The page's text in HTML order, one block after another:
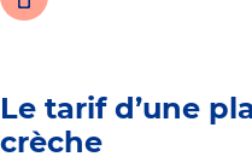
Le tarif d’une
crèche